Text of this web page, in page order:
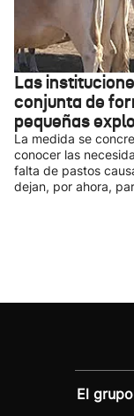
Las
conjunta de
pequeñas
La medida se
conocer las
falta de pastos
dejan, por ahora,
El